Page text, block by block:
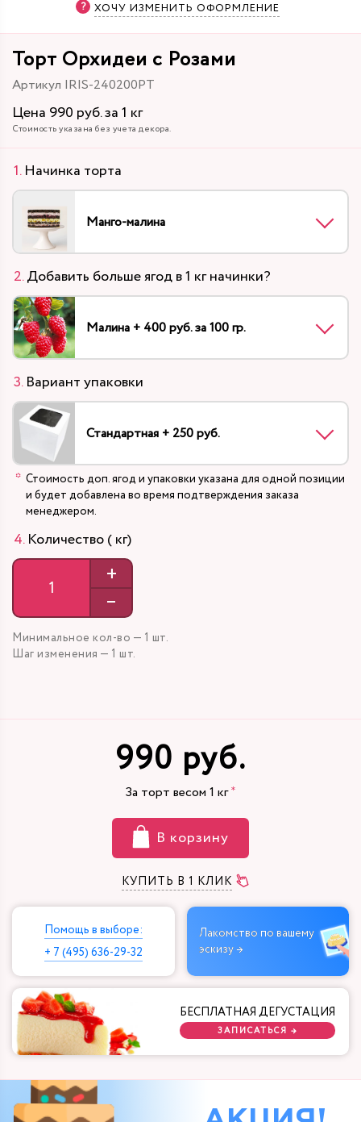
ХОЧУ ИЗМЕНИТЬ ОФОРМЛЕНИЕ
Торт Орхидеи с Розами
Артикул IRIS-240200PT
Цена 990 руб. за 1 кг
Стоимость указана без учета декора.
Начинка торта
Манго-малина
Добавить больше ягод в 1 кг начинки?
Малина + 400 руб. за 100 гр.
Вариант упаковки
Стандартная + 250 руб.
Стоимость доп. ягод и упаковки указана для одной позиции
и будет добавлена во время подтверждения заказа
менеджером.
Количество ( кг)
+
–
Минимальное кол-во — 1 шт.
Шаг изменения — 1 шт.
990 руб.
За торт весом 1 кг
В корзину
КУПИТЬ В 1 КЛИК
Помощь в выборе:
+ 7 (495) 636-29-32
Лакомство по вашему
эскизу →
БЕСПЛАТНАЯ ДЕГУСТАЦИЯ
ЗАПИСАТЬСЯ →